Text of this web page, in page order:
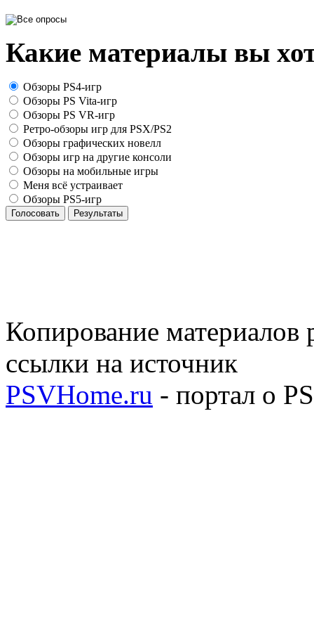
Какие материалы вы
Обзоры PS4-игр
Обзоры PS Vita-игр
Обзоры PS VR-игр
Ретро-обзоры игр для PSX/PS2
Обзоры графических новелл
Обзоры игр на другие консоли
Обзоры на мобильные игры
Меня всё устраивает
Обзоры PS5-игр
Голосовать Результаты
Копирование материалов
ссылки на источник
PSVHome.ru - портал о